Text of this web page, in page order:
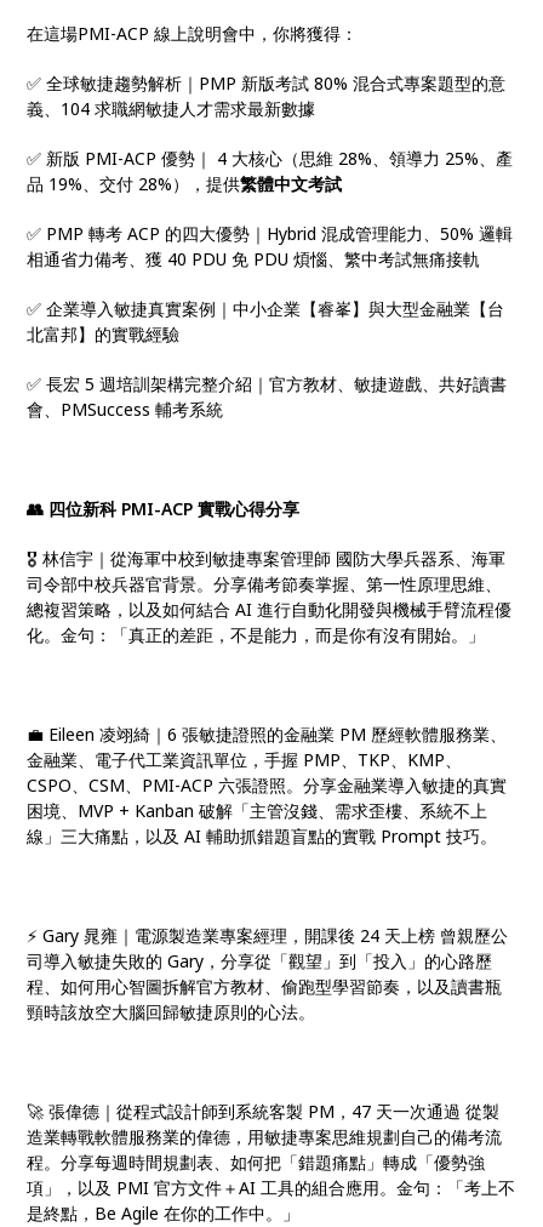
在這場PMI-ACP 線上說明會中，你將獲得：
✅ 全球敏捷趨勢解析｜PMP 新版考試 80% 混合式專案題型的意
義、104 求職網敏捷人才需求最新數據
✅ 新版 PMI-ACP 優勢｜ 4 大核心（思維 28%、領導力 25%、產
品 19%、交付 28%），提供繁體中文考試
✅ PMP 轉考 ACP 的四大優勢｜Hybrid 混成管理能力、50% 邏輯
相通省力備考、獲 40 PDU 免 PDU 煩惱、繁中考試無痛接軌
✅ 企業導入敏捷真實案例｜中小企業【睿峯】與大型金融業【台
北富邦】的實戰經驗
✅ 長宏 5 週培訓架構完整介紹｜官方教材、敏捷遊戲、共好讀書
會、PMSuccess 輔考系統
👥 四位新科 PMI-ACP 實戰心得分享
🎖️ 林信宇｜從海軍中校到敏捷專案管理師 國防大學兵器系、海軍
司令部中校兵器官背景。分享備考節奏掌握、第一性原理思維、
總複習策略，以及如何結合 AI 進行自動化開發與機械手臂流程優
化。金句：「真正的差距，不是能力，而是你有沒有開始。」
💼 Eileen 凌翊綺｜6 張敏捷證照的金融業 PM 歷經軟體服務業、
金融業、電子代工業資訊單位，手握 PMP、TKP、KMP、
CSPO、CSM、PMI-ACP 六張證照。分享金融業導入敏捷的真實
困境、MVP + Kanban 破解「主管沒錢、需求歪樓、系統不上
線」三大痛點，以及 AI 輔助抓錯題盲點的實戰 Prompt 技巧。
⚡ Gary 晁雍｜電源製造業專案經理，開課後 24 天上榜 曾親歷公
司導入敏捷失敗的 Gary，分享從「觀望」到「投入」的心路歷
程、如何用心智圖拆解官方教材、偷跑型學習節奏，以及讀書瓶
頸時該放空大腦回歸敏捷原則的心法。
🚀 張偉德｜從程式設計師到系統客製 PM，47 天一次通過 從製
造業轉戰軟體服務業的偉德，用敏捷專案思維規劃自己的備考流
程。分享每週時間規劃表、如何把「錯題痛點」轉成「優勢強
項」，以及 PMI 官方文件＋AI 工具的組合應用。金句：「考上不
是終點，Be Agile 在你的工作中。」